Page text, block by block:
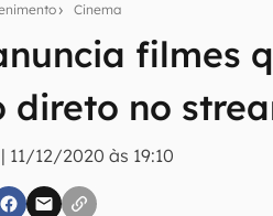
Cinema
filmes
direto no
| 11/12/2020 às 19:10
inteligente do mundo
do Canaltech e receba